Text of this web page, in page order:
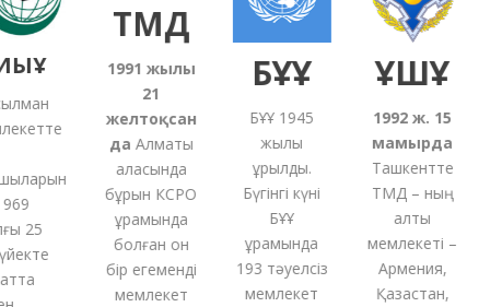
25
ТМД
1991жылғы
21
желтоқсан
даАлматы
қаласында
бұрын КСРО
құрамында
болғанон
бір егеменді
мемлекет
БҰҰ
БҰҰ 1945
жылы
құрылды.
Бүгінгі күні
БҰҰ
құрамында
193 тәуелсіз
мемлекет
ҰҚШҰ
1992 ж. 15
мамырда
Ташкентте
ТМД – ның
алты
мемлекеті –
Армения,
Қазақстан,